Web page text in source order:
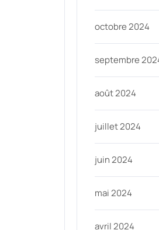
octobre 2024
septembre
août 2024
juillet 2024
juin 2024
mai 2024
avril 2024